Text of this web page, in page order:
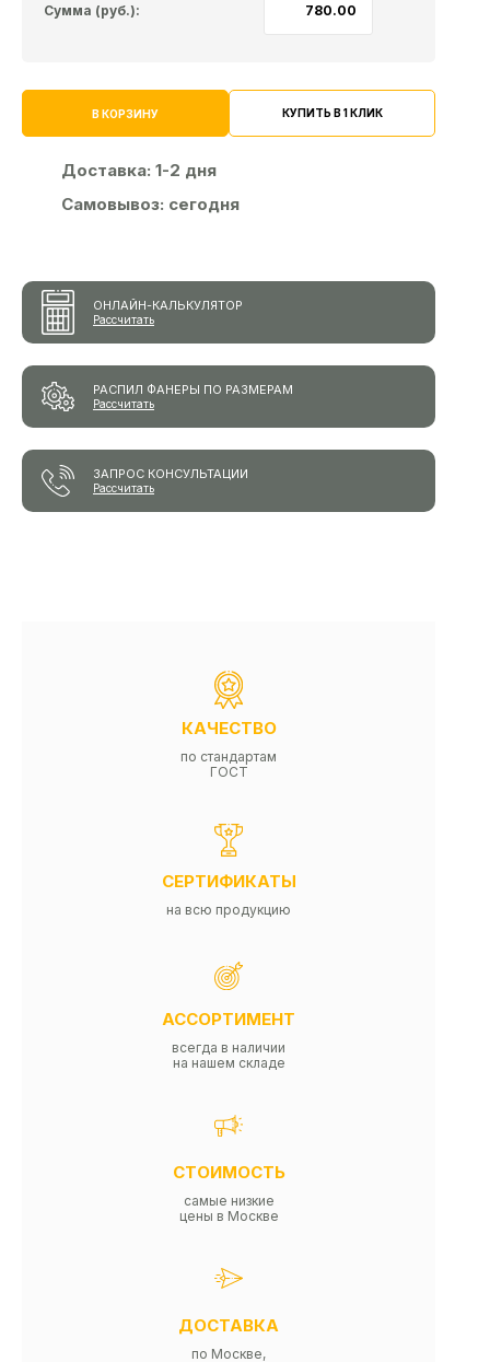
Сумма (руб.):
В КОРЗИНУ КУПИТЬ В 1 КЛИК
Доставка: 1-2 дня
Самовывоз: сегодня
ОНЛАЙН-КАЛЬКУЛЯТОР
Рассчитать
РАСПИЛ ФАНЕРЫ ПО РАЗМЕРАМ
Рассчитать
ЗАПРОС КОНСУЛЬТАЦИИ
Рассчитать
КАЧЕСТВО
по стандартам
ГОСТ
СЕРТИФИКАТЫ
на всю продукцию
АССОРТИМЕНТ
всегда в наличии
на нашем складе
СТОИМОСТЬ
самые низкие
цены в Москве
ДОСТАВКА
по Москве,